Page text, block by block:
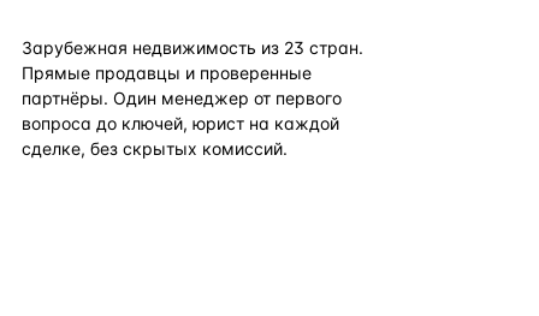
Зарубежная недвижимость из 23 стран.
Прямые продавцы и проверенные
партнёры. Один менеджер от первого
вопроса до ключей, юрист на каждой
сделке, без скрытых комиссий.